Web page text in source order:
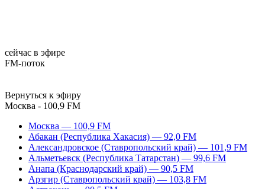
сейчас в эфире
FM-поток
Вернуться к эфиру
Москва - 100,9 FM
Москва — 100,9 FM
Абакан (Республика Хакасия) — 92,0 FM
Александровское (Ставропольский край) — 101,9 FM
Альметьевск (Республика Татарстан) — 99,6 FM
Анапа (Краснодарский край) — 90,5 FM
Арзгир (Ставропольский край) — 103,8 FM